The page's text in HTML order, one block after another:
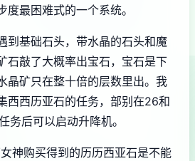
最困难式的一个系统。
到基础石头，带水晶的石头和魔
石敲了大概率出宝石，宝石是下
晶矿只在整十倍的层数里出。我
西西历亚石的任务，部别在26和
务后可以启动升降机。
神购买得到的历历西亚石是不能